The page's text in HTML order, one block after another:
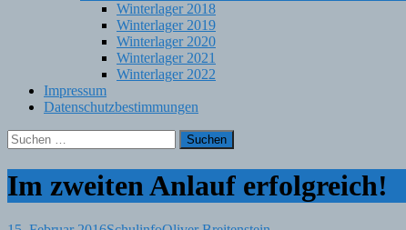
Winterlager 2018
Winterlager 2019
Winterlager 2020
Winterlager 2021
Winterlager 2022
Impressum
Datenschutzbestimmungen
Suchen
nach:
Im zweiten Anlauf erfolgreich!